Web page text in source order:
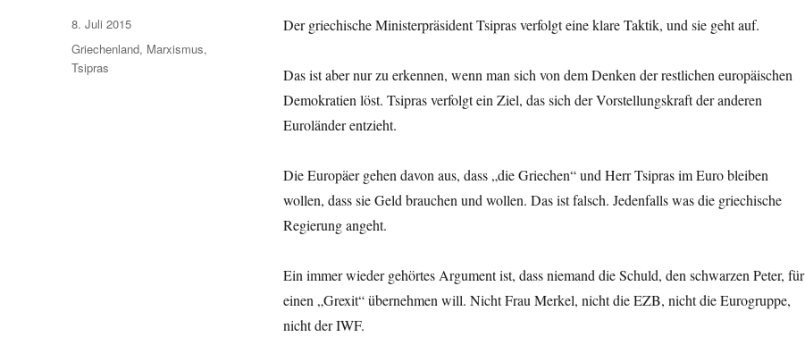
Der griechische Ministerpräsident Tsipras verfolgt eine klare Taktik, und sie geht auf.
Das ist aber nur zu erkennen, wenn man sich von dem Denken der restlichen europäischen
Demokratien löst. Tsipras verfolgt ein Ziel, das sich der Vorstellungskraft der anderen
Euroländer entzieht.
Die Europäer gehen davon aus, dass „die Griechen“ und Herr Tsipras im Euro bleiben
wollen, dass sie Geld brauchen und wollen. Das ist falsch. Jedenfalls was die griechische
Regierung angeht.
Ein immer wieder gehörtes Argument ist, dass niemand die Schuld, den schwarzen Peter, für
einen „Grexit“ übernehmen will. Nicht Frau Merkel, nicht die EZB, nicht die Eurogruppe,
nicht der IWF.
Veröffentlicht
am
8. Juli 2015
Schlagwörter
Griechenland, Marxismus,
Tsipras